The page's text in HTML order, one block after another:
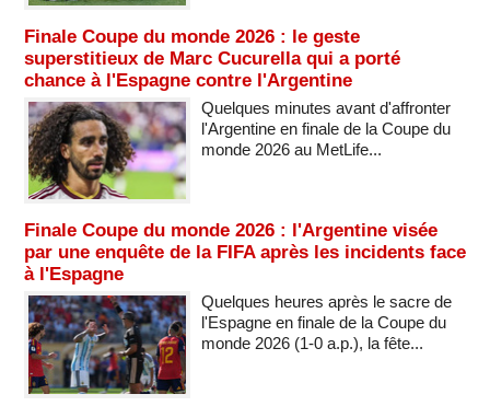
Finale Coupe du monde 2026 : le geste
superstitieux de Marc Cucurella qui a porté
chance à l'Espagne contre l'Argentine
Quelques minutes avant d'affronter
l'Argentine en finale de la Coupe du
monde 2026 au MetLife...
Finale Coupe du monde 2026 : l'Argentine visée
par une enquête de la FIFA après les incidents face
à l'Espagne
Quelques heures après le sacre de
l'Espagne en finale de la Coupe du
monde 2026 (1-0 a.p.), la fête...